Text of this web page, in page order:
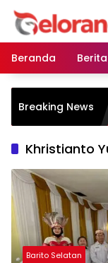
Langsung
konten
Beranda
Berita
Breaking News
Pramuka
Cibubur
Khristianto
Barito Selatan